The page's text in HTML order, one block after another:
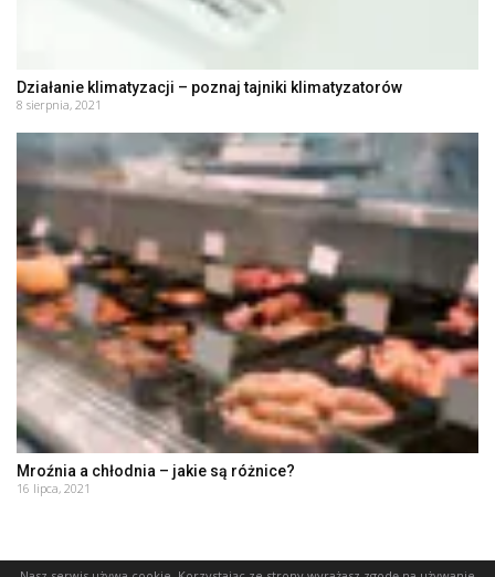
Działanie klimatyzacji – poznaj tajniki klimatyzatorów
8 sierpnia, 2021
Mroźnia a chłodnia – jakie są różnice?
16 lipca, 2021